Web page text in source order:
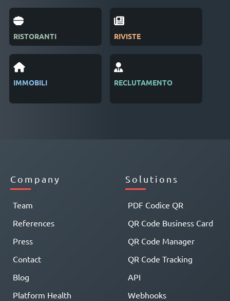
RISTORANTI
IMMOBILI
RIVISTE
RECLUTAMENTO
Company
Team
References
Press
Contact
Blog
Platform Health
Solutions
PDF Codice QR
QR Code Business Card
QR Code Manager
QR Code Tracking
API
Webhooks